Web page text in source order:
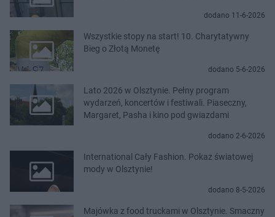
dodano 11-6-2026
Wszystkie stopy na start! 10. Charytatywny
Bieg o Złotą Monetę
dodano 5-6-2026
Lato 2026 w Olsztynie. Pełny program
wydarzeń, koncertów i festiwali. Piaseczny,
Margaret, Pasha i kino pod gwiazdami
dodano 2-6-2026
International Cały Fashion. Pokaz światowej
mody w Olsztynie!
dodano 8-5-2026
Majówka z food truckami w Olsztynie. Smaczny